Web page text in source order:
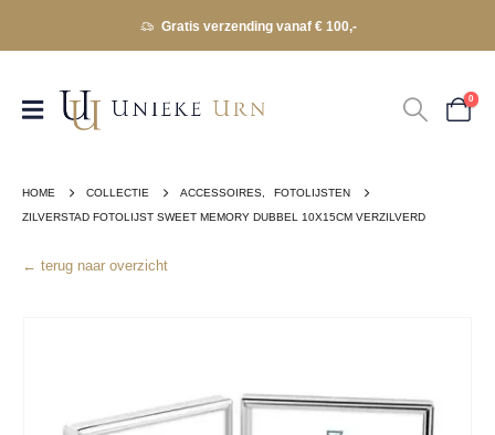
Gratis verzending vanaf € 100,-
0
HOME COLLECTIE ACCESSOIRES
FOTOLIJSTEN
ZILVERSTAD FOTOLIJST SWEET MEMORY DUBBEL 10X15CM VERZILVERD
← terug naar overzicht